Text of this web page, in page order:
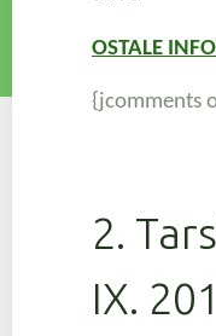
OSTALE
{jcomments
2.
IX.